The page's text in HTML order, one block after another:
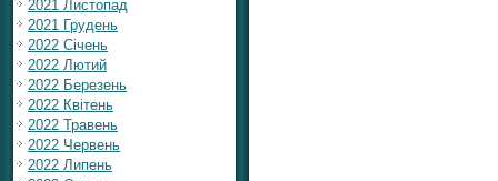
2021 Листопад
2021 Грудень
2022 Січень
2022 Лютий
2022 Березень
2022 Квітень
2022 Травень
2022 Червень
2022 Липень